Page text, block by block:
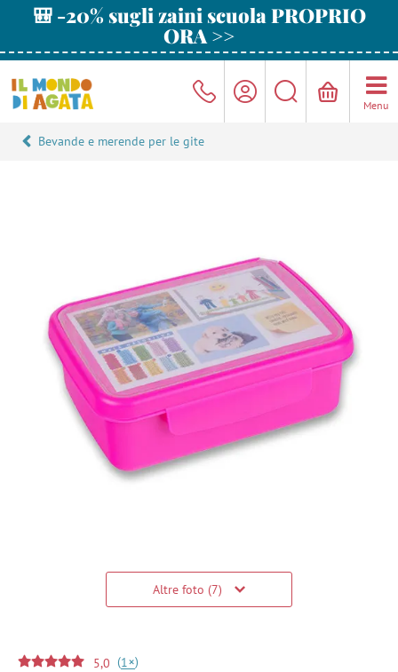
🎒 -20% sugli zaini scuola PROPRIO
ORA >>
Menu
Bevande e merende per le gite
Altre foto (7)
5,0 (1+)